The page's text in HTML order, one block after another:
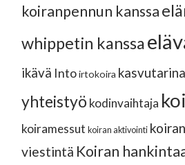
koiranpennun kanssa
whippetin kanssa
ikävä Intoirtokoira kasvutarina
yhteistyö kodinvaihtaja
koiramessut koiran aktivointi
viestintä Koiran